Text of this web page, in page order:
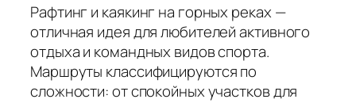
Рафтинг и каякинг на горных реках —
отличная идея для любителей активного
отдыха и командных видов спорта.
Маршруты классифицируются по
сложности: от спокойных участков для